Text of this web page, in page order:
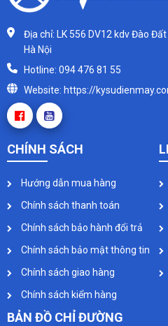
Địa chỉ: LK 556 DV12 kdv Đào
Hà Nội
Hotline: 094 476 81 55
Website: https://
CHÍNH SÁCH
Hướng dẫn mua hàng
Chính sách thanh toán
Chính sách bảo hành đổi trả
Chính sách bảo mật thông tin
Chính sách giao hàng
Chính sách kiểm hàng
BẢN ĐỒ CHỈ ĐƯỜNG